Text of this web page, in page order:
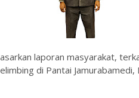
laporan masyarakat,
di Pantai